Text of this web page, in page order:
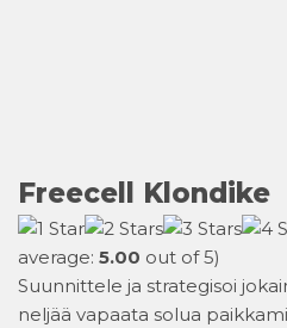
Freecell Klondike
average: 5.00 out of 5)
Suunnittele ja strategisoi
neljää vapaata solua